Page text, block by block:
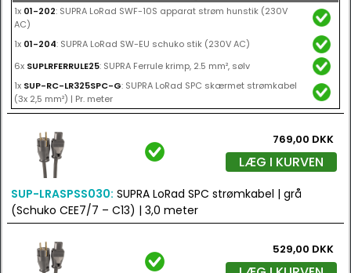
1x 01-202: SUPRA LoRad SWF-10S apparat strøm hunstik (230V
AC)
1x 01-204: SUPRA LoRad SW-EU schuko stik (230V AC)
6x SUPLRFERRULE25: SUPRA Ferrule krimp, 2.5 mm², sølv
1x SUP-RC-LR325SPC-G: SUPRA LoRad SPC skærmet strømkabel
(3x 2,5 mm²) | Pr. meter
769,00 DKK
LÆG I KURVEN
SUP-LRASPSS030: SUPRA LoRad SPC strømkabel | grå
(Schuko CEE7/7 – C13) | 3,0 meter
529,00 DKK